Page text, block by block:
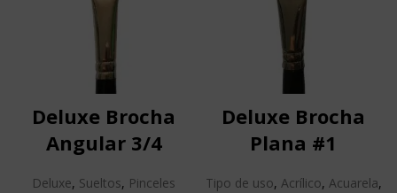
Deluxe Brocha
Angular 3/4
Deluxe, Sueltos, Pinceles
Deluxe Brocha
Plana #1
Tipo de uso, Acrílico, Acuarela,